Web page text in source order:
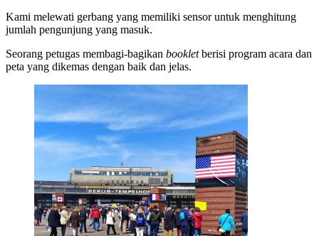
Kami melewati gerbang yang memiliki sensor untuk menghitung
jumlah pengunjung yang masuk.
Seorang petugas membagi-bagikan bookletberisi program acara dan
peta yang dikemas dengan baik dan jelas.